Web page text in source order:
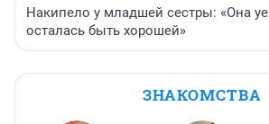
Накипело у младшей сестры: «Она
осталась быть хорошей»
ЗНАКОМСТВА